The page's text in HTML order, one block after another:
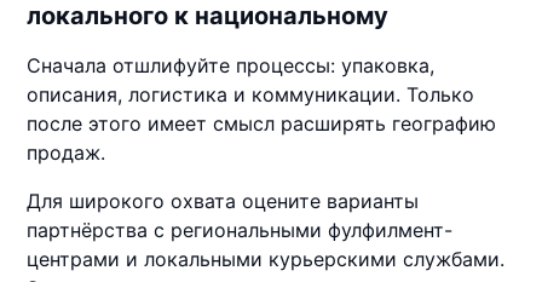
локального к национальному
Сначала отшлифуйте процессы: упаковка,
описания, логистика и коммуникации. Только
после этого имеет смысл расширять географию
продаж.
Для широкого охвата оцените варианты
партнёрства с региональными фулфилмент-
центрами и локальными курьерскими службами.